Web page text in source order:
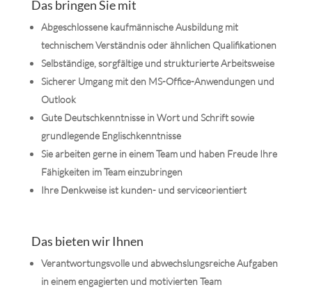
Das bringen Sie mit
Abgeschlossene kaufmännische Ausbildung mit
technischem Verständnis oder ähnlichen Qualifikationen
Selbständige, sorgfältige und strukturierte Arbeitsweise
Sicherer Umgang mit den MS-Office-Anwendungen und
Outlook
Gute Deutschkenntnisse in Wort und Schrift sowie
grundlegende Englischkenntnisse
Sie arbeiten gerne in einem Team und haben Freude Ihre
Fähigkeiten im Team einzubringen
Ihre Denkweise ist kunden- und serviceorientiert
Das bieten wir Ihnen
Verantwortungsvolle und abwechslungsreiche Aufgaben
in einem engagierten und motivierten Team